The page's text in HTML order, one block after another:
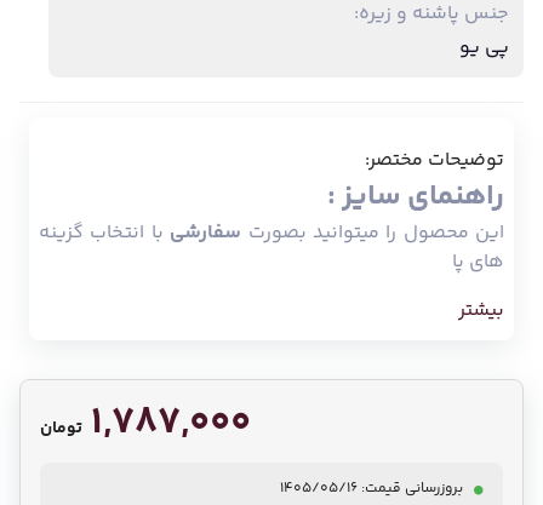
جنس پاشنه و زیره:
پی یو
توضیحات مختصر:
راهنمای سایز :
این محصول را میتوانید بصورت سفارشی با انتخاب گزینه
های پا
بیشتر
1,787,000 تومان
بروزرسانی قیمت: 1405/05/16